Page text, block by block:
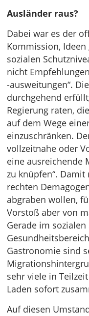
Ausländer raus?
Dabei war es der
Kommission,
sozialen
nicht
-ausweitungen“.
durchgehend
Regierung raten,
auf dem Wege
einzuschränken.
vollzeitnahe oder
eine ausreichende
zu knüpfen“.
rechten
abgraben wollen,
Vorstoß aber von
Gerade im
Gastronomie sind
sehr viele in
Laden sofort
Auf diesen